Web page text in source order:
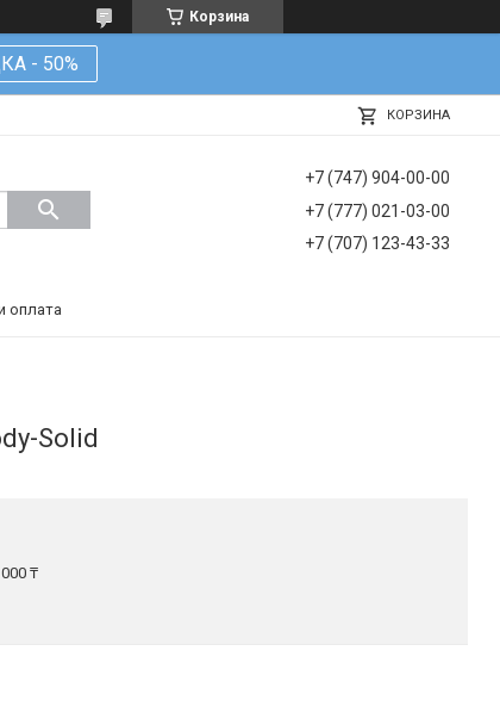
Корзина
- 50%
КОРЗИНА
+7 (747) 904-00-00
+7 (777) 021-03-00
+7 (707) 123-43-33
оплата
Solid
₸